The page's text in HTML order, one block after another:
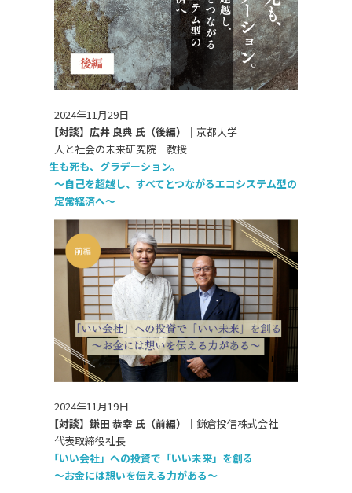
2024年11月29日
【対談】広井 良典 氏（後編）｜ 京都大学
人と社会の未来研究院 教授
生も死も、グラデーション。
～自己を超越し、すべてとつながるエコシステム型の
定常経済へ～
2024年11月19日
【対談】鎌田 恭幸 氏（前編）｜鎌倉投信株式会社
代表取締役社長
「いい会社」への投資で「いい未来」を創る
～お金には想いを伝える力がある～